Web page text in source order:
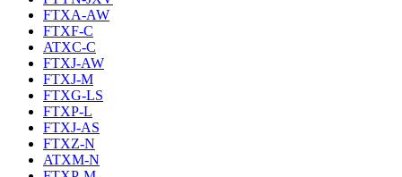
FTXA-AW
FTXF-C
ATXC-C
FTXJ-AW
FTXJ-M
FTXG-LS
FTXP-L
FTXJ-AS
FTXZ-N
ATXM-N